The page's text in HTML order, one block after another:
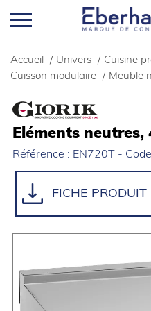
Accueil / Univers / Cuisine
Cuisson modulaire / Meuble
Eléments neutres,
Référence : EN720T -
FICHE PRODUIT